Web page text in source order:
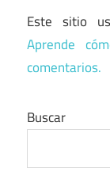
Este sitio
Aprende
comentarios.
Buscar